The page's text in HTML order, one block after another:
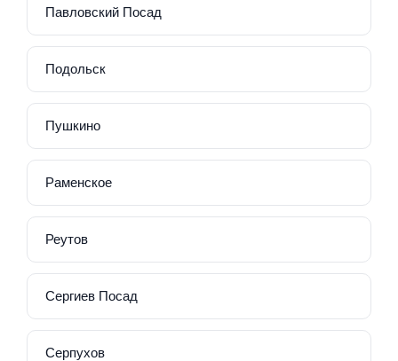
Павловский Посад
Подольск
Пушкино
Раменское
Реутов
Сергиев Посад
Серпухов